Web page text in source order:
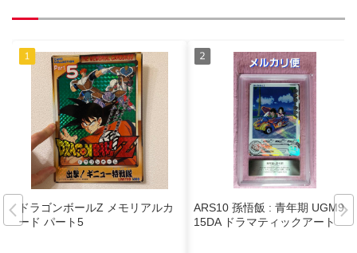
ドラゴンボールZ メモリアルカ
ード パート5
ARS10 孫悟飯 : 青年期 UGM9-0
15DA ドラマティックアート